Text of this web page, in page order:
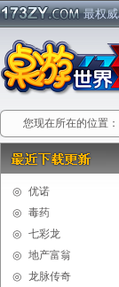
最权
您现在所在的位置：
◎ 优诺
◎ 毒药
◎ 七彩龙
◎ 地产富翁
◎ 龙脉传奇